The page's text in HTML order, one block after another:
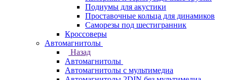
Подиумы для акустики
Проставочные кольца для динамиков
Саморезы под шестигранник
Кроссоверы
Автомагнитолы
Назад
Автомагнитолы
Автомагнитолы с мультимедиа